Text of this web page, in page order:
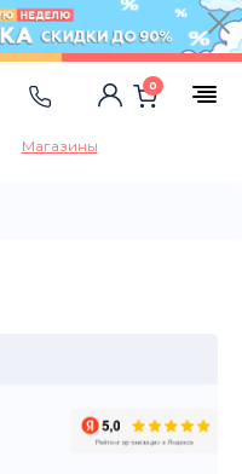
Магазины
0